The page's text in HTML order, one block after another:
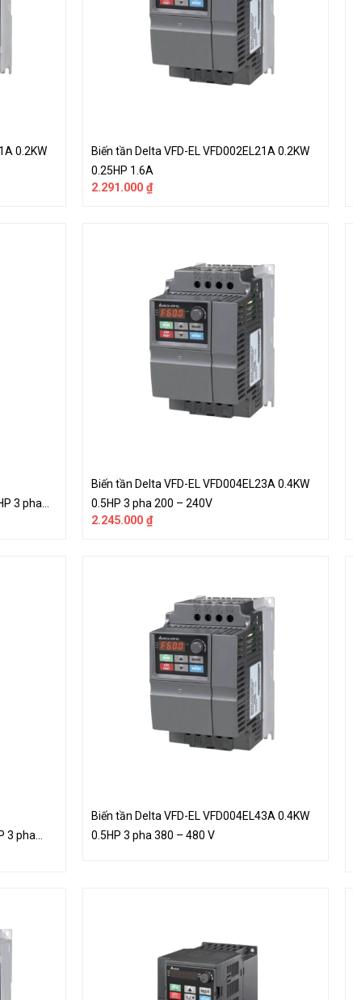
0.2KW
Biến tần Delta VFD-EL VFD002EL21A 0.2KW
0.25HP 1.6A
2.291.000 ₫
3 pha
Biến tần Delta VFD-EL VFD004EL23A 0.4KW
0.5HP 3 pha 200 – 240V
2.245.000 ₫
3 pha
Biến tần Delta VFD-EL VFD004EL43A 0.4KW
0.5HP 3 pha 380 – 480 V